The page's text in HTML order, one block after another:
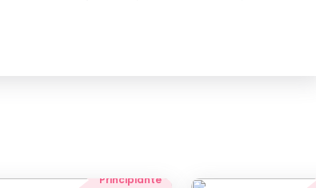
Principiante